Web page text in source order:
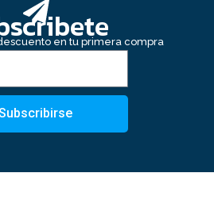
en tu primera compra